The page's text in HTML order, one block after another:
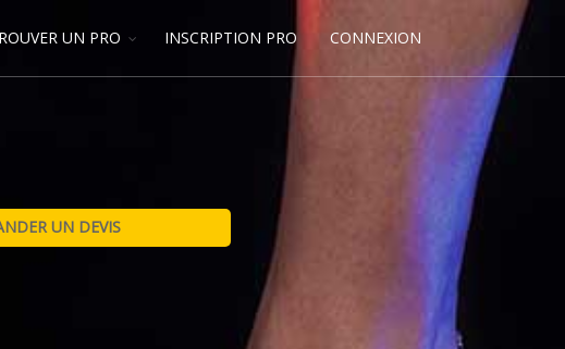
UN PRO INSCRIPTION PRO CONNEXION